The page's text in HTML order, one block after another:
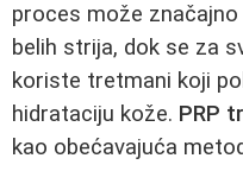
proces može
belih strija, dok se za
koriste tretmani koji
hidrataciju kože. PRP
kao obećavajuća